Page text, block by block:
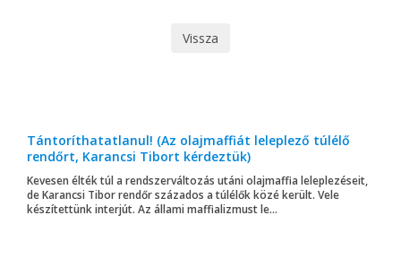
Vissza
Tántoríthatatlanul! (Az olajmaffiát leleplező túlélő
rendőrt, Karancsi Tibort kérdeztük)
Kevesen élték túl a rendszerváltozás utáni olajmaffia leleplezéseit,
de Karancsi Tibor rendőr százados a túlélők közé került. Vele
készítettünk interjút. Az állami maffializmust le...